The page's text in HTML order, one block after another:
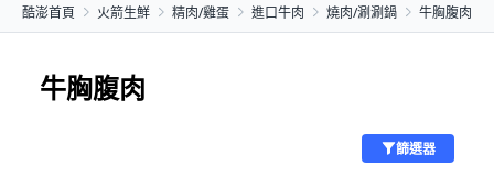
酷澎首頁 火箭生鮮 精肉/雞蛋 進口牛肉 燒肉/涮涮鍋 牛胸腹肉
牛胸腹肉
篩選器